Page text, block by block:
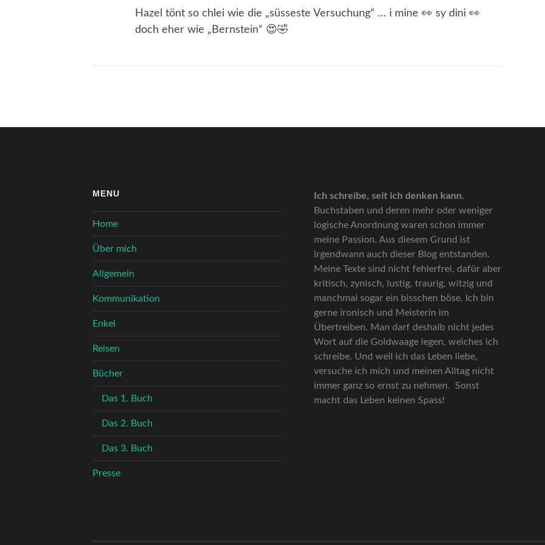
Hazel tönt so chlei wie die „süsseste Versuchung“ … i mine 👀 sy dini 👀
doch eher wie „Bernstein“ 😍🤣
MENU
Home
Über mich
Allgemein
Kommunikation
Enkel
Reisen
Bücher
Das 1. Buch
Das 2. Buch
Das 3. Buch
Presse
Ich schreibe, seit ich denken kann.
Buchstaben und deren mehr oder weniger
logische Anordnung waren schon immer
meine Passion. Aus diesem Grund ist
irgendwann auch dieser Blog entstanden.
Meine Texte sind nicht fehlerfrei, dafür aber
kritisch, zynisch, lustig, traurig, witzig und
manchmal sogar ein bisschen böse. Ich bin
gerne ironisch und Meisterin im
Übertreiben. Man darf deshalb nicht jedes
Wort auf die Goldwaage legen, welches ich
schreibe. Und weil ich das Leben liebe,
versuche ich mich und meinen Alltag nicht
immer ganz so ernst zu nehmen. Sonst
macht das Leben keinen Spass!